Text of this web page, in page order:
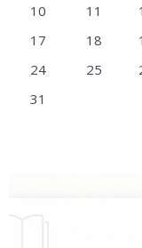
10
11
17
18
24
25
31